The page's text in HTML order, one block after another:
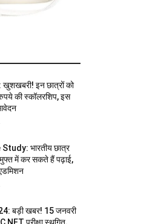
इन छात्रों को
की स्कॉलरशिप, इस
भारतीय छात्र
मुफ्त में कर सकते हैं पढ़ाई,
बड़ी खबर! 15 जनवरी